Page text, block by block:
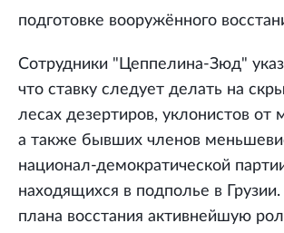
подготовке вооружённого
Сотрудники "Цеппелина-Зюд"
что ставку следует делать на
лесах дезертиров, уклонистов от
а также бывших членов
национал-демократической
находящихся в подполье в
плана восстания активнейшую